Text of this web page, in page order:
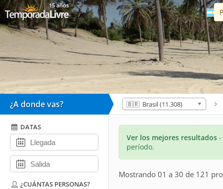
15 años
¿A donde vas? 🇧🇷 Brasil (11.308)
DATAS
¿CUÁNTAS PERSONAS?
Ver los mejores resultados -
período.
Mostrando 01 a 30 de 121